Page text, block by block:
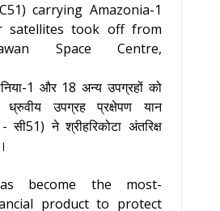
carrying Amazonia-1
satellites took off from
Space Centre,
1 और 18 अन्य उपग्रहों को
उपग्रह प्रक्षेपण यान
सी51) ने श्रीहरिकोटा अंतरिक्ष
become the most-
product to protect